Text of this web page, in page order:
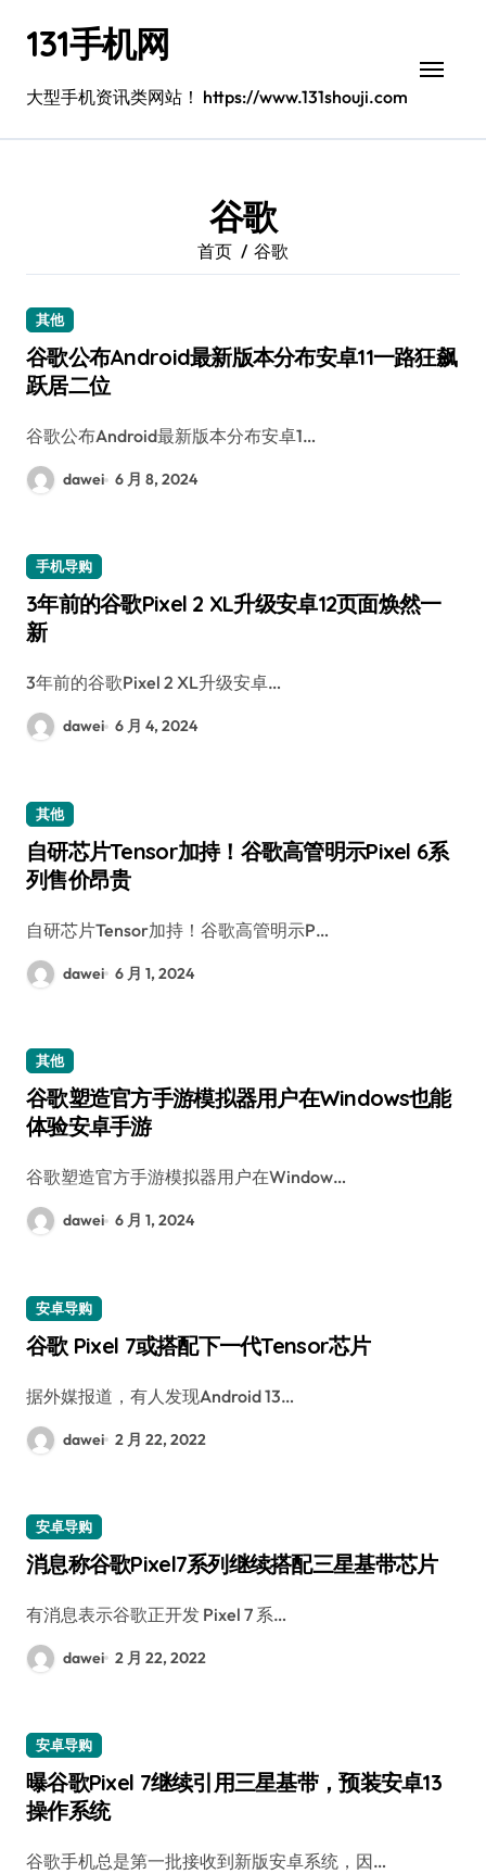
131手机网
大型手机资讯类网站！ https://www.131shouji.com
谷歌
首页 谷歌
其他
谷歌公布Android最新版本分布安卓11一路狂飙
跃居二位
谷歌公布Android最新版本分布安卓1…
dawei 6 月 8, 2024
手机导购
3年前的谷歌Pixel 2 XL升级安卓12页面焕然一
新
3年前的谷歌Pixel 2 XL升级安卓…
dawei 6 月 4, 2024
其他
自研芯片Tensor加持！谷歌高管明示Pixel 6系
列售价昂贵
自研芯片Tensor加持！谷歌高管明示P…
dawei 6 月 1, 2024
其他
谷歌塑造官方手游模拟器用户在Windows也能
体验安卓手游
谷歌塑造官方手游模拟器用户在Window…
dawei 6 月 1, 2024
安卓导购
谷歌 Pixel 7或搭配下一代Tensor芯片
据外媒报道，有人发现Android 13…
dawei 2 月 22, 2022
安卓导购
消息称谷歌Pixel7系列继续搭配三星基带芯片
有消息表示谷歌正开发 Pixel 7 系…
dawei 2 月 22, 2022
安卓导购
曝谷歌Pixel 7继续引用三星基带，预装安卓13
操作系统
谷歌手机总是第一批接收到新版安卓系统，因…